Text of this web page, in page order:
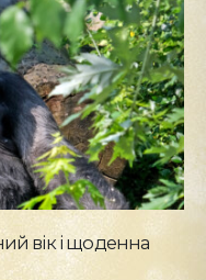
вік і щоденна